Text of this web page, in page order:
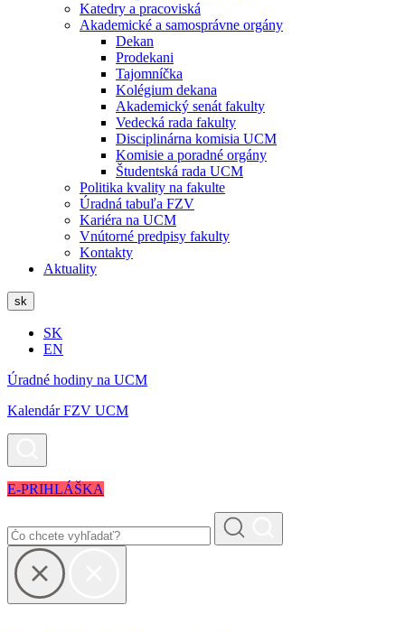
Katedry a pracoviská
Akademické a samosprávne orgány
Dekan
Prodekani
Tajomníčka
Kolégium dekana
Akademický senát fakulty
Vedecká rada fakulty
Disciplinárna komisia UCM
Komisie a poradné orgány
Študentská rada UCM
Politika kvality na fakulte
Úradná tabuľa FZV
Kariéra na UCM
Vnútorné predpisy fakulty
Kontakty
Aktuality
sk
SK
EN
Úradné hodiny na UCM
Kalendár FZV UCM
E-PRIHLÁŠKA